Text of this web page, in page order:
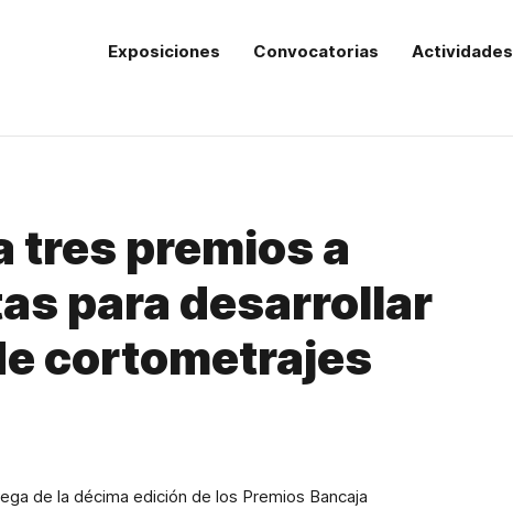
Exposiciones Convocatorias Actividades
tres premios a
para desarrollar
cortometrajes
de la décima edición de los Premios Bancaja